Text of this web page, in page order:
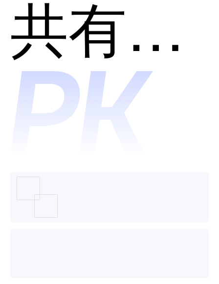
端开发
助手和
Deco
共有分类：开发者工具